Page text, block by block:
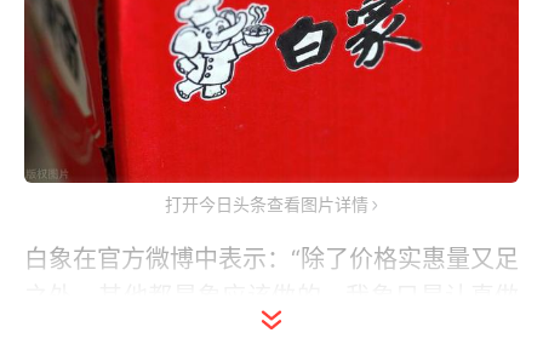
打开今日头条查看图片详情
白象在官方微博中表示：“除了价格实惠量又足
好自己。”白象还对网友们表示了感谢：“小象